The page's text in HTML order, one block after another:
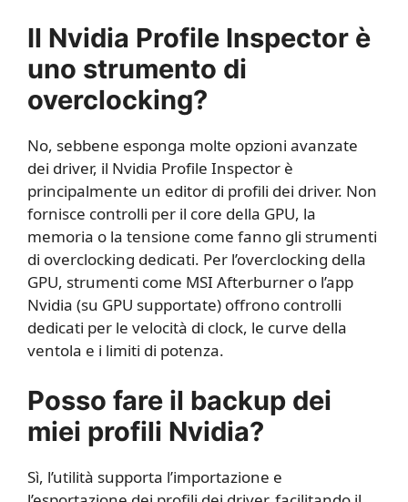
Il Nvidia Profile Inspector è
uno strumento di
overclocking?
No, sebbene esponga molte opzioni avanzate
dei driver, il Nvidia Profile Inspector è
principalmente un editor di profili dei driver. Non
fornisce controlli per il core della GPU, la
memoria o la tensione come fanno gli strumenti
di overclocking dedicati. Per l’overclocking della
GPU, strumenti come MSI Afterburner o l’app
Nvidia (su GPU supportate) offrono controlli
dedicati per le velocità di clock, le curve della
ventola e i limiti di potenza.
Posso fare il backup dei
miei profili Nvidia?
Sì, l’utilità supporta l’importazione e